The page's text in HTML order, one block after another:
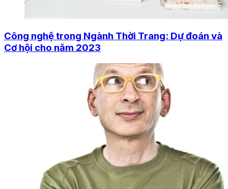
Công nghệ trong Ngành Thời Trang: Dự đoán và
Cơ hội cho năm 2023